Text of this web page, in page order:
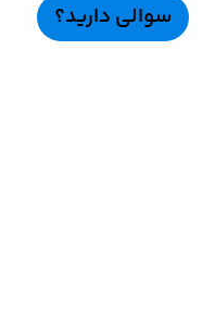
سوالی دارید؟